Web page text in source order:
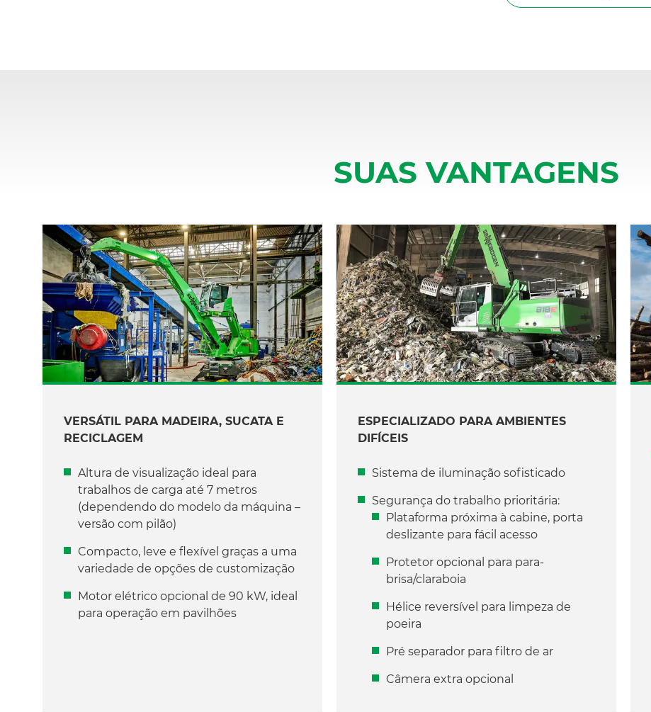
SUAS VANTAGENS
VERSÁTIL PARA MADEIRA, SUCATA E
RECICLAGEM
Altura de visualização ideal para
trabalhos de carga até 7 metros
(dependendo do modelo da máquina –
versão com pilão)
Compacto, leve e flexível graças a uma
variedade de opções de customização
Motor elétrico opcional de 90 kW, ideal
para operação em pavilhões
ESPECIALIZADO PARA AMBIENTES
DIFÍCEIS
Sistema de iluminação sofisticado
Segurança do trabalho prioritária:
Plataforma próxima à cabine, porta
deslizante para fácil acesso
Protetor opcional para para-
brisa/claraboia
Hélice reversível para limpeza de
poeira
Pré separador para filtro de ar
Câmera extra opcional